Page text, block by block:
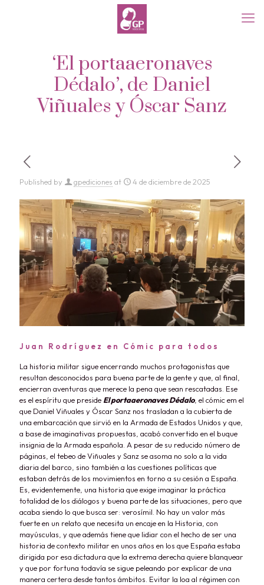
‘El portaaeronaves
Dédalo’, de Daniel
Viñuales y Óscar Sanz
Published by gpediciones at 4 de diciembre de 2025
Juan Rodríguez en Cómic para todos
La historia militar sigue encerrando muchos protagonistas que
resultan desconocidos para buena parte de la gente y que, al final,
encierran aventuras que merece la pena que sean rescatadas. Ese
es el espíritu que preside El portaaeronaves Dédalo, el cómic em el
que Daniel Viñuales y Óscar Sanz nos trasladan a la cubierta de
una embarcación que sirvió en la Armada de Estados Unidos y que,
a base de imaginativas propuestas, acabó convertido en el buque
insignia de la Armada española. A pesar de su reducido número de
páginas, el tebeo de Viñuales y Sanz se asoma no solo a la vida
diaria del barco, sino también a las cuestiones políticas que
estaban detrás de los movimientos en torno a su cesión a España.
Es, evidentemente, una historia que exige imaginar la práctica
totalidad de los diálogos y buena parte de las situaciones, pero que
acaba siendo lo que busca ser: verosímil. No hay un valor más
fuerte en un relato que necesita un encaje en la Historia, con
mayúsculas, y que además tiene que lidiar con el hecho de ser una
historia de contexto militar en unos años en los que España estaba
dirigida por esa dictadura que la extrema derecha quiere blanquear
y que por fortuna todavía se sigue peleando por explicar de una
manera certera desde tantos ámbitos. Evitar la loa al régimen con